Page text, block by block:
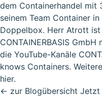
dem Containerhandel mit
seinem Team Container
Doppelbox. Herr Atrott
CONTAINERBASIS
die YouTube-Kanäle
knows Containers.
hier.
← zur Blogübersicht Jetzt